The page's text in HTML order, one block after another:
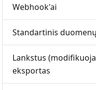
Webhook'ai
Standartinis
Lankstus
eksportas